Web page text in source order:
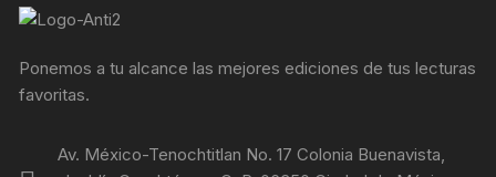
Ponemos a tu alcance las mejores ediciones de tus lecturas
favoritas.
Av. México-Tenochtitlan No. 17 Colonia Buenavista,